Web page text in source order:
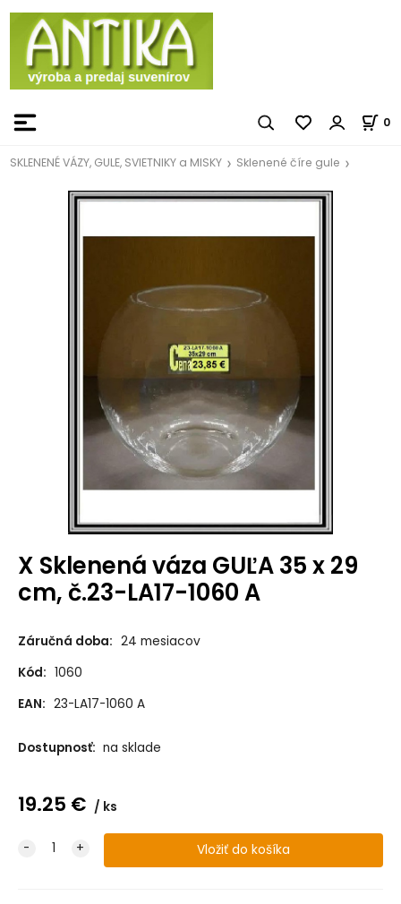
0
SKLENENÉ VÁZY, GULE, SVIETNIKY a MISKY Sklenené číre gule
X Sklenená váza GUĽA 35 x 29
cm, č.23-LA17-1060 A
Záručná doba: 24 mesiacov
Kód: 1060
EAN: 23-LA17-1060 A
Dostupnosť: na sklade
19.25 € ks